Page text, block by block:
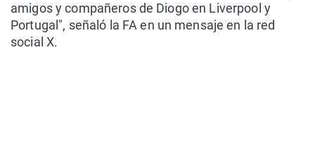
amigos y compañeros de Diogo en Liverpool y
Portugal", señaló la FA en un mensaje en la red
social X.